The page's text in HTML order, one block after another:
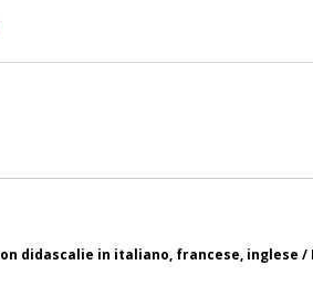
didascalie in italiano, francese, inglese /